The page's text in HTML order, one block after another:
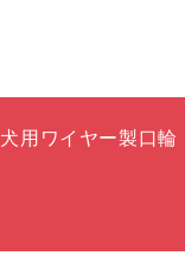
犬用ワイヤー製口輪